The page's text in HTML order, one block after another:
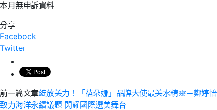
本月無申訴資料
分享
Facebook
Twitter
前一篇文章綻放美力！「蓓朵娜」品牌大使最美水精靈－鄭婷怡
致力海洋永續議題 閃耀國際選美舞台